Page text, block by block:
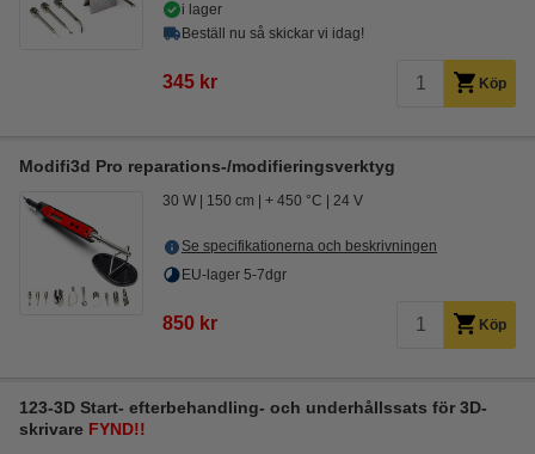
i lager
Beställ nu så skickar vi idag!
345 kr Köp
Modifi3d Pro reparations-/modifieringsverktyg
30 W 150 cm + 450 °C 24 V
Se specifikationerna och beskrivningen
EU-lager 5-7dgr
850 kr Köp
123-3D Start- efterbehandling- och underhållssats för 3D-
skrivare FYND!!